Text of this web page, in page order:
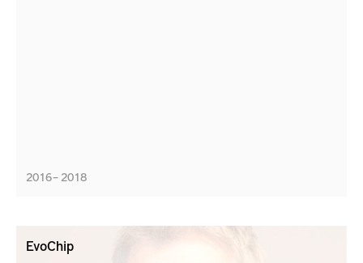
2016 – 2018
EvoChip